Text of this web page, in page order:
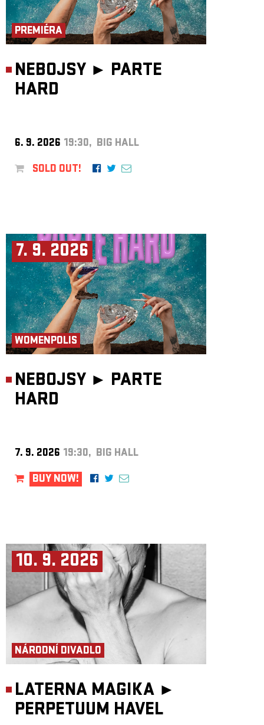
PREMIÉRA
NEBOJSY ► PARTE
HARD
6. 9. 2026 19:30, BIG HALL
SOLD OUT!
7. 9. 2026
WOMENPOLIS
NEBOJSY ► PARTE
HARD
7. 9. 2026 19:30, BIG HALL
BUY NOW!
10. 9. 2026
NÁRODNÍ DIVADLO
LATERNA MAGIKA ►
PERPETUUM HAVEL